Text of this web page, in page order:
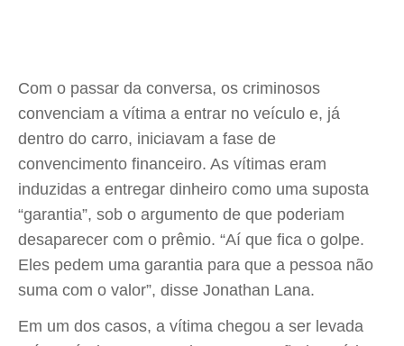
Com o passar da conversa, os criminosos
convenciam a vítima a entrar no veículo e, já
dentro do carro, iniciavam a fase de
convencimento financeiro. As vítimas eram
induzidas a entregar dinheiro como uma suposta
“garantia”, sob o argumento de que poderiam
desaparecer com o prêmio. “Aí que fica o golpe.
Eles pedem uma garantia para que a pessoa não
suma com o valor”, disse Jonathan Lana.
Em um dos casos, a vítima chegou a ser levada